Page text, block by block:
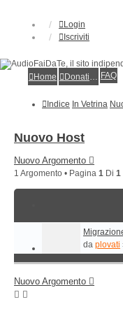
Login
Iscriviti
Home
Donations FAQ
Indice In Vetrina
Nuovo Host
Nuovo Argomento
1 Argomento • Pagina 1 Di 1
da plovati
Nuovo Argomento